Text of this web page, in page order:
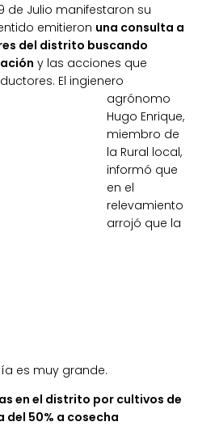
de Julio manifestaron su
emitieron una consulta a
del distrito buscando
y las acciones que
El ingienero
agrónomo
Hugo Enrique,
miembro de
la Rural local,
informó que
en el
relevamiento
arrojó que la
es muy grande.
en el distrito por cultivos de
del 50% a cosecha